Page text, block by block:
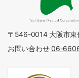
人
橘
会
〒546-0014 大阪市
お問い合わせ06-